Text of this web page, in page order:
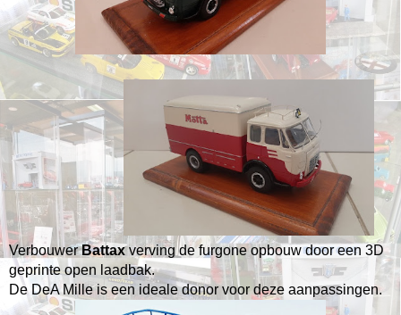
VerbouwerBattaxverving de furgone opbouw door een 3D
geprinte open laadbak.
De DeA Mille is een ideale donor voor deze aanpassingen.